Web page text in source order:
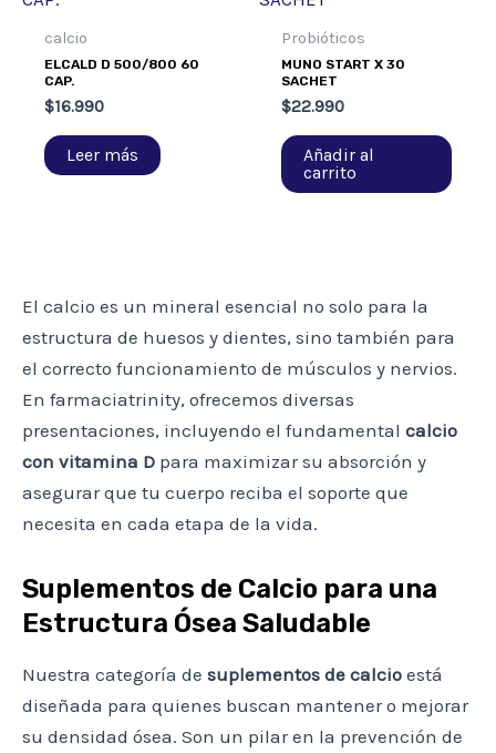
calcio
ELCALD D 500/800 60
CAP.
$16.990
Leer más
Probióticos
MUNO START X 30
SACHET
$22.990
Añadir al
carrito
El calcio es un mineral esencial no solo para la
estructura de huesos y dientes, sino también para
el correcto funcionamiento de músculos y nervios.
En farmaciatrinity, ofrecemos diversas
presentaciones, incluyendo el fundamental calcio
con vitamina D para maximizar su absorción y
asegurar que tu cuerpo reciba el soporte que
necesita en cada etapa de la vida.
Suplementos de Calcio para una
Estructura Ósea Saludable
Nuestra categoría de suplementos de calcio está
diseñada para quienes buscan mantener o mejorar
su densidad ósea. Son un pilar en la prevención de